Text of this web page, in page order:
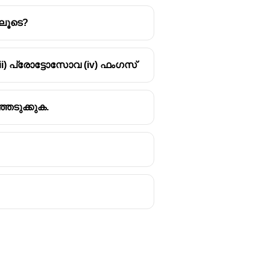
and yellow fever virus.
species ofCulex
can lead to encephalitis
stupor, disorientation, coma,
പ്രോട്ടോസോവ (iv) ഫംഗസ്